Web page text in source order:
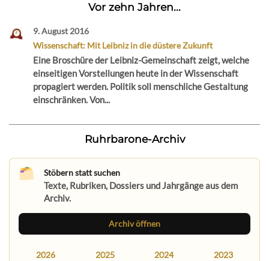
Vor zehn Jahren...
9. August 2016
Wissenschaft: Mit Leibniz in die düstere Zukunft
Eine Broschüre der Leibniz-Gemeinschaft zeigt, welche
einseitigen Vorstellungen heute in der Wissenschaft
propagiert werden. Politik soll menschliche Gestaltung
einschränken. Von...
Ruhrbarone-Archiv
Stöbern statt suchen
Texte, Rubriken, Dossiers und Jahrgänge aus dem
Archiv.
Archiv öffnen
2026 2025 2024 2023